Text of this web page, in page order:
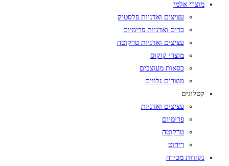
מוצרי אלמי
עציצים ואדניות פלסטיק
כדים ואדניות פרימיום
עציצים ואדניות טרקוטה
מוצרי קוקוס
כסאות מעוצבים
מוצרים נלווים
קטלוגים
עציצים ואדניות
פרימיום
טרקוטה
ריהוט
נקודות מכירה